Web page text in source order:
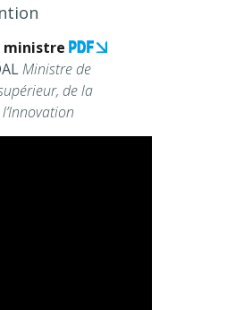
ministre
Ministre de
de la